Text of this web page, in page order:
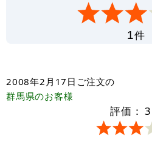
1件
2008年2月17日 ご注文の
群馬県のお客様
評価： 3